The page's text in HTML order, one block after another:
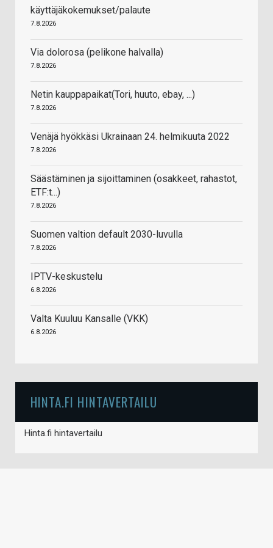
käyttäjäkokemukset/palaute
7.8.2026
Via dolorosa (pelikone halvalla)
7.8.2026
Netin kauppapaikat(Tori, huuto, ebay, ...)
7.8.2026
Venäjä hyökkäsi Ukrainaan 24. helmikuuta 2022
7.8.2026
Säästäminen ja sijoittaminen (osakkeet, rahastot,
ETF:t...)
7.8.2026
Suomen valtion default 2030-luvulla
7.8.2026
IPTV-keskustelu
6.8.2026
Valta Kuuluu Kansalle (VKK)
6.8.2026
HINTA.FI HINTAVERTAILU
Hinta.fi hintavertailu